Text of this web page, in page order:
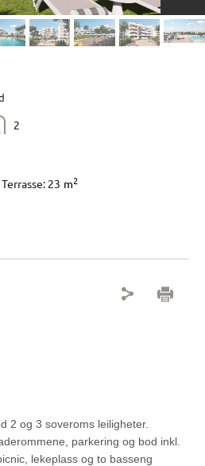
2
23 m2
2 og 3 soveroms leiligheter.
parkering og bod inkl.
lekeplass og to basseng